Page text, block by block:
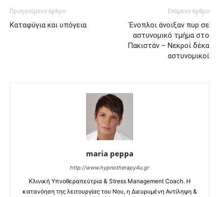
Προηγούμενο άρθρο
Καταφύγια και υπόγεια
Επόμενο άρθρο
Ένοπλοι άνοιξαν πυρ σε
αστυνομικό τμήμα στο
Πακιστάν – Νεκροί δέκα
αστυνομικοί
maria peppa
http://www.hypnotherapy4u.gr
Κλινική Υπνοθεραπεύτρια & Stress Management Coach. Η
κατανόηση της λειτουργίας του Νου, η Διευρυμένη Αντίληψη &